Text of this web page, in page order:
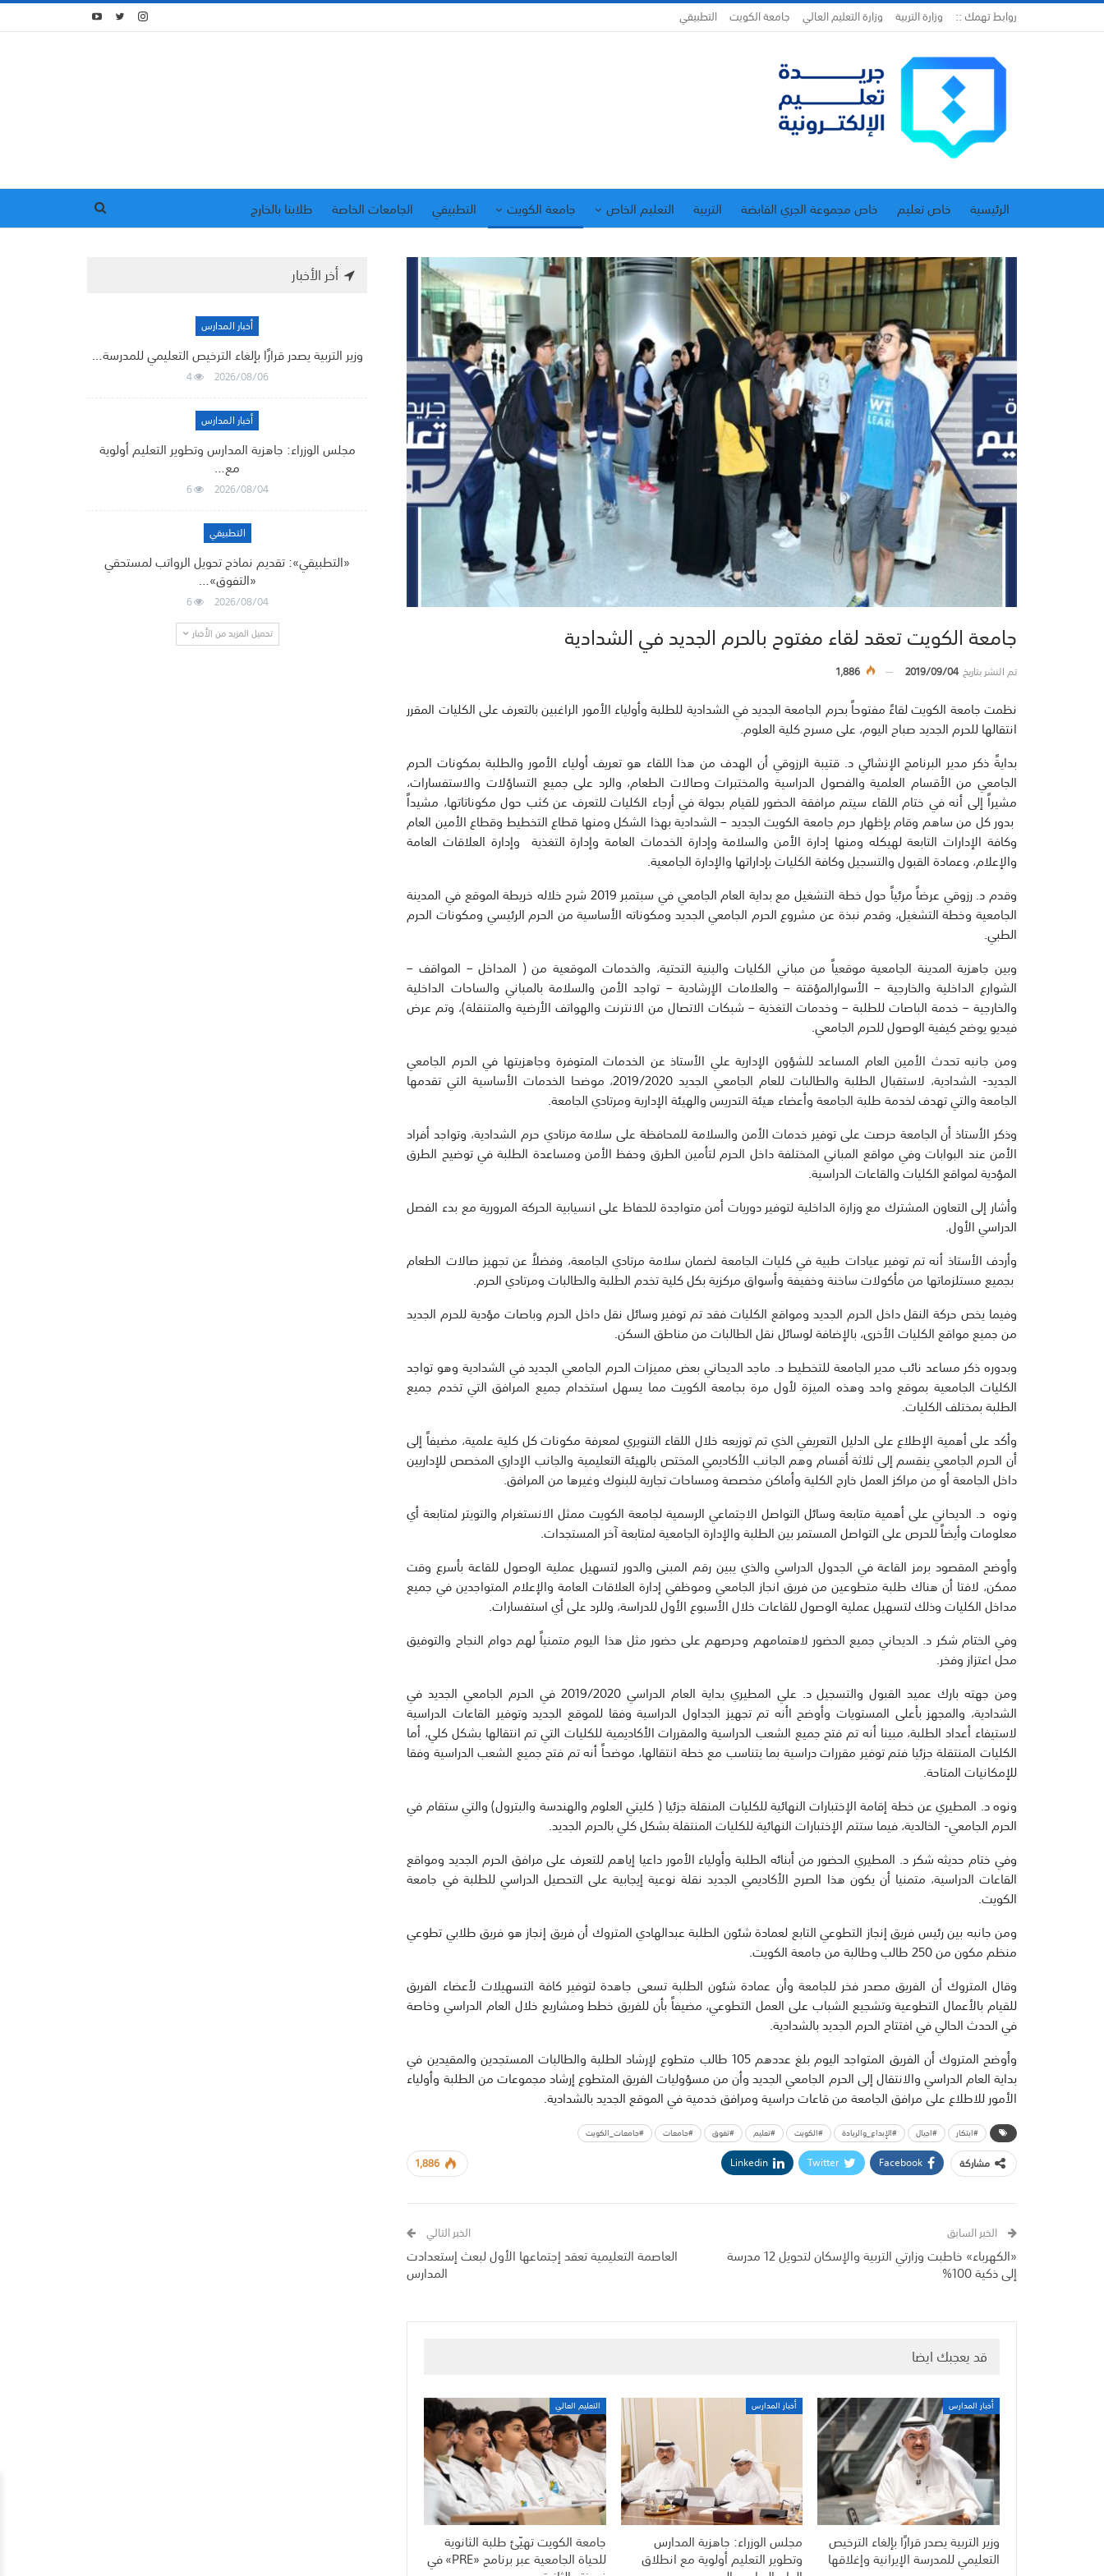
روابط تهمك :: وزارة التربية وزارة التعليم العالي جامعة الكويت التطبيقي
الرئيسية خاص تعليم خاص مجموعة الجري القابضة التربية التعليم الخاص جامعة الكويت التطبيقي الجامعات الخاصة
طلابنا بالخارج
جامعة الكويت تعقد لقاء مفتوح بالحرم الجديد في الشدادية
تم النشر بتاريخ2019/09/04
1,886
نظمت جامعة الكويت لقاءً مفتوحاً بحرم الجامعة الجديد في الشدادية للطلبة وأولياء الأمور الراغبين بالتعرف على الكليات المقرر
انتقالها للحرم الجديد صباح اليوم، على مسرح كلية العلوم.
بدايةً ذكر مدير البرنامج الإنشائي د. قتيبة الرزوقي أن الهدف من هذا اللقاء هو تعريف أولياء الأمور والطلبة بمكونات الحرم
الجامعي من الأقسام العلمية والفصول الدراسية والمختبرات وصالات الطعام، والرد على جميع التساؤلات والاستفسارات،
مشيراً إلى أنه في ختام اللقاء سيتم مرافقة الحضور للقيام بجولة في أرجاء الكليات للتعرف عن كثب حول مكوناتاتها، مشيداً
بدور كل من ساهم وقام بإظهار حرم جامعة الكويت الجديد – الشدادية بهذا الشكل ومنها قطاع التخطيط وقطاع الأمين العام
وكافة الإدارات التابعة لهيكله ومنها إدارة الأمن والسلامة وإدارة الخدمات العامة وإدارة التغذية وإدارة العلاقات العامة
والإعلام، وعمادة القبول والتسجيل وكافة الكليات بإداراتها والإدارة الجامعية.
وقدم د. رزوقي عرضاً مرئياً حول خطة التشغيل مع بداية العام الجامعي في سبتمبر 2019 شرح خلاله خريطة الموقع في المدينة
الجامعية وخطة التشغيل، وقدم نبذة عن مشروع الحرم الجامعي الجديد ومكوناته الأساسية من الحرم الرئيسي ومكونات الحرم
الطبي.
وبين جاهزية المدينة الجامعية موقعياً من مباني الكليات والبنية التحتية، والخدمات الموقعية من ( المداخل – المواقف –
الشوارع الداخلية والخارجية – الأسوارالمؤقتة – والعلامات الإرشادية – تواجد الأمن والسلامة بالمباني والساحات الداخلية
والخارجية – خدمة الباصات للطلبة – وخدمات التغذية – شبكات الاتصال من الانترنت والهواتف الأرضية والمتنقلة)، وتم عرض
فيديو يوضح كيفية الوصول للحرم الجامعي.
ومن جانبه تحدث الأمين العام المساعد للشؤون الإدارية علي الأستاذ عن الخدمات المتوفرة وجاهزيتها في الحرم الجامعي
الجديد- الشدادية، لاستقبال الطلبة والطالبات للعام الجامعي الجديد 2019/2020، موضحا الخدمات الأساسية التي تقدمها
الجامعة والتي تهدف لخدمة طلبة الجامعة وأعضاء هيئة التدريس والهيئة الإدارية ومرتادي الجامعة.
وذكر الأستاذ أن الجامعة حرصت على توفير خدمات الأمن والسلامة للمحافظة على سلامة مرتادي حرم الشدادية، وتواجد أفراد
الأمن عند البوابات وفي مواقع المباني المختلفة داخل الحرم لتأمين الطرق وحفظ الأمن ومساعدة الطلبة في توضيح الطرق
المؤدية لمواقع الكليات والقاعات الدراسية.
وأشار إلى التعاون المشترك مع وزارة الداخلية لتوفير دوريات أمن متواجدة للحفاظ على انسيابية الحركة المرورية مع بدء الفصل
الدراسي الأول.
وأردف الأستاذ أنه تم توفير عيادات طبية في كليات الجامعة لضمان سلامة مرتادي الجامعة، وفضلاً عن تجهيز صالات الطعام
بجميع مستلزماتها من مأكولات ساخنة وخفيفة وأسواق مركزية بكل كلية تخدم الطلبة والطالبات ومرتادي الحرم.
وفيما يخص حركة النقل داخل الحرم الجديد ومواقع الكليات فقد تم توفير وسائل نقل داخل الحرم وباصات مؤدية للحرم الجديد
من جميع مواقع الكليات الأخرى، بالإضافة لوسائل نقل الطالبات من مناطق السكن.
وبدوره ذكر مساعد نائب مدير الجامعة للتخطيط د. ماجد الديحاني بعض مميزات الحرم الجامعي الجديد في الشدادية وهو تواجد
الكليات الجامعية بموقع واحد وهذه الميزة لأول مرة بجامعة الكويت مما يسهل استخدام جميع المرافق التي تخدم جميع
الطلبة بمختلف الكليات.
وأكد على أهمية الإطلاع على الدليل التعريفي الذي تم توزيعه خلال اللقاء التنويري لمعرفة مكونات كل كلية علمية، مضيفاً إلى
أن الحرم الجامعي ينقسم إلى ثلاثة أقسام وهم الجانب الأكاديمي المختص بالهيئة التعليمية والجانب الإداري المخصص للإداريين
داخل الجامعة أو من مراكز العمل خارج الكلية وأماكن مخصصة ومساحات تجارية للبنوك وغيرها من المرافق.
ونوه د. الديحاني على أهمية متابعة وسائل التواصل الاجتماعي الرسمية لجامعة الكويت ممثل الانستغرام والتويتر لمتابعة أي
معلومات وأيضاً للحرص على التواصل المستمر بين الطلبة والإدارة الجامعية لمتابعة آخر المستجدات.
وأوضح المقصود برمز القاعة في الجدول الدراسي والذي يبين رقم المبنى والدور لتسهيل عملية الوصول للقاعة بأسرع وقت
ممكن، لافتا أن هناك طلبة متطوعين من فريق انجاز الجامعي وموظفي إدارة العلاقات العامة والإعلام المتواجدين في جميع
مداخل الكليات وذلك لتسهيل عملية الوصول للقاعات خلال الأسبوع الأول للدراسة، وللرد على أي استفسارات.
وفي الختام شكر د. الديحاني جميع الحضور لاهتمامهم وحرصهم على حضور مثل هذا اليوم متمنياً لهم دوام النجاح والتوفيق
محل اعتزاز وفخر.
ومن جهته بارك عميد القبول والتسجيل د. علي المطيري بداية العام الدراسي 2019/2020 في الحرم الجامعي الجديد في
الشدادية، والمجهز بأعلى المستويات وأوضح اأنه تم تجهيز الجداول الدراسية وفقا للموقع الجديد وتوفير القاعات الدراسية
لاستيفاء أعداد الطلبة، مبينا أنه تم فتح جميع الشعب الدراسية والمقررات الأكاديمية للكليات التي تم انتقالها بشكل كلي، أما
الكليات المنتقلة جزئيا فتم توفير مقررات دراسية بما يتناسب مع خطة انتقالها، موضحاً أنه تم فتح جميع الشعب الدراسية وفقا
للإمكانيات المتاحة.
ونوه د. المطيري عن خطة إقامة الإختبارات النهائية للكليات المنقلة جزئيا ( كليتي العلوم والهندسة والبترول) والتي ستقام في
الحرم الجامعي- الخالدية، فيما ستتم الإختبارات النهائية للكليات المنتقلة بشكل كلي بالحرم الجديد.
وفي ختام حديثه شكر د. المطيري الحضور من أبنائه الطلبة وأولياء الأمور داعيا إياهم للتعرف على مرافق الحرم الجديد ومواقع
القاعات الدراسية، متمنيا أن يكون هذا الصرح الأكاديمي الجديد نقلة نوعية إيجابية على التحصيل الدراسي للطلبة في جامعة
الكويت.
ومن جانبه بين رئيس فريق إنجاز التطوعي التابع لعمادة شئون الطلبة عبدالهادي المتروك أن فريق إنجاز هو فريق طلابي تطوعي
منظم مكون من 250 طالب وطالبة من جامعة الكويت.
وقال المتروك أن الفريق مصدر فخر للجامعة وأن عمادة شئون الطلبة تسعى جاهدة لتوفير كافة التسهيلات لأعضاء الفريق
للقيام بالأعمال التطوعية وتشجيع الشباب على العمل التطوعي، مضيفاً بأن للفريق خطط ومشاريع خلال العام الدراسي وخاصة
في الحدث الحالي في افتتاح الحرم الجديد بالشدادية.
وأوضح المتروك أن الفريق المتواجد اليوم بلغ عددهم 105 طالب متطوع لإرشاد الطلبة والطالبات المستجدين والمقيدين في
بداية العام الدراسي والانتقال إلى الحرم الجامعي الجديد وأن من مسؤوليات الفريق المتطوع إرشاد مجموعات من الطلبة وأولياء
الأمور للاطلاع على مرافق الجامعة من قاعات دراسية ومرافق خدمية في الموقع الجديد بالشدادية.
#ابتكار #اجيال #الإبداع_والريادة #الكويت #تعليم #تفوق #جامعات #جامعات_الكويت
1,886 مشاركة Facebook
Twitter
Linkedin
الخبر السابق
«الكهرباء» خاطبت وزارتي التربية والإسكان لتحويل 12 مدرسة
إلى ذكية 100%
الخبر التالي
العاصمة التعليمية تعقد إجتماعها الأول لبعث إستعدادت
المدارس
قد يعجبك ايضا
أخبار المدارس
وزير التربية يصدر قرارًا بإلغاء الترخيص
التعليمي للمدرسة الإيرانية وإغلاقها
أخبار المدارس
مجلس الوزراء: جاهزية المدارس
وتطوير التعليم أولوية مع انطلاق
التعليم العالي
جامعة الكويت تهيّئ طلبة الثانوية
للحياة الجامعية عبر برنامج «PRE» في
أخر الأخبار
أخبار المدارس
وزير التربية يصدر قرارًا بإلغاء الترخيص التعليمي للمدرسة…
2026/08/06
4
أخبار المدارس
مجلس الوزراء: جاهزية المدارس وتطوير التعليم أولوية
مع…
2026/08/04
6
التطبيقي
«التطبيقي»: تقديم نماذج تحويل الرواتب لمستحقي
«التفوق»…
2026/08/04
6
تحميل المزيد من الأخبار